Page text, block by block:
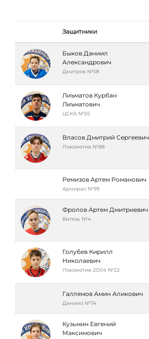
Защитники
Быков Даниил
Александрович
Дмитров №58
Лиъматов Курбан
Лиъматович
ЦСКА №55
Власов Дмитрий Сергеевич
Локомотив №88
Ремизов Артем Романович
Адмирал №99
Фролов Артем Дмитриевич
Витязь №4
Голубев Кирилл
Николаевич
Локомотив-2004 №22
Галлямов Амин Аликович
Динамо №74
Кузьмин Евгений
Максимович